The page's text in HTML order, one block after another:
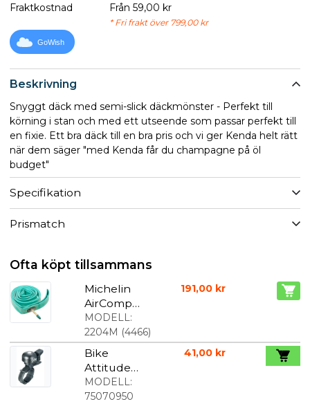
Beskrivning
Snyggt däck med semi-slick däckmönster - Perfekt till
körning i stan och med ett utseende som passar perfekt till
en fixie. Ett bra däck till en bra pris och vi ger Kenda helt rätt
när dem säger "med Kenda får du champagne på öl
budget"
Specifikation
Prismatch
Fraktkostnad
Från 59,00 kr
* Fri frakt över 799,00 kr
GoWish
Ofta köpt tillsammans
Michelin
AirComp
racerslang
A1 700 x 22-
23C 40-60
mm. latex
MODELL:
2204M (4466)
191,00 kr
Bike
Attitude
Ringklocka
Svart
MODELL:
75070950
41,00 kr